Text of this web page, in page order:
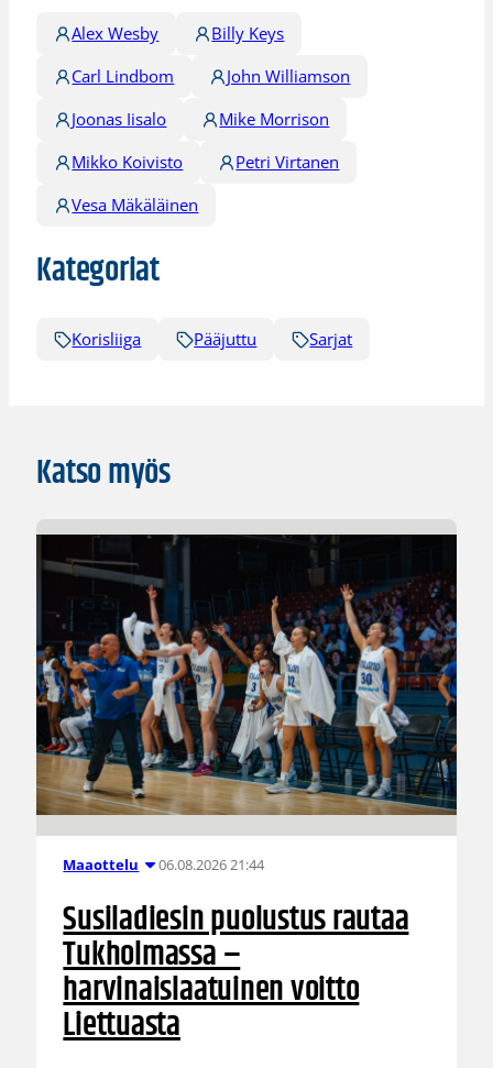
Alex Wesby
Billy Keys
Carl Lindbom
John Williamson
Joonas Iisalo
Mike Morrison
Mikko Koivisto
Petri Virtanen
Vesa Mäkäläinen
Kategoriat
Korisliiga Pääjuttu Sarjat
Katso myös
Maaottelu 06.08.2026 21:44
Susiladiesin puolustus rautaa
Tukholmassa –
harvinaislaatuinen voitto
Liettuasta